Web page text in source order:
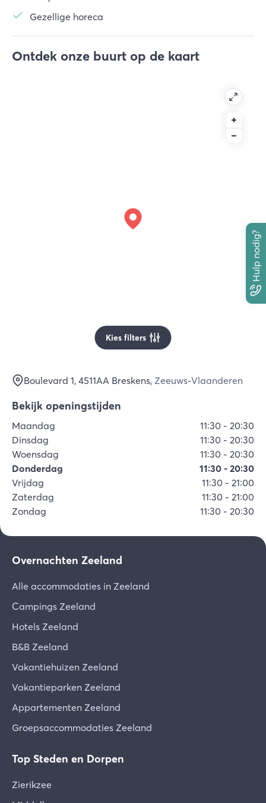
Hulp nodig?
Gezellige horeca
Ontdek onze buurt op de kaart
Kies filters
Boulevard 1, 4511AA Breskens, Zeeuws-Vlaanderen
Bekijk openingstijden
Maandag 11:30 - 20:30
Dinsdag
11:30 - 20:30
Woensdag
11:30 - 20:30
Donderdag
11:30 - 20:30
Vrijdag
11:30 - 21:00
Zaterdag
11:30 - 21:00
Zondag
11:30 - 20:30
Overnachten Zeeland
Alle accommodaties in Zeeland
Campings Zeeland
Hotels Zeeland
B&B Zeeland
Vakantiehuizen Zeeland
Vakantieparken Zeeland
Appartementen Zeeland
Groepsaccommodaties Zeeland
Top Steden en Dorpen
Zierikzee